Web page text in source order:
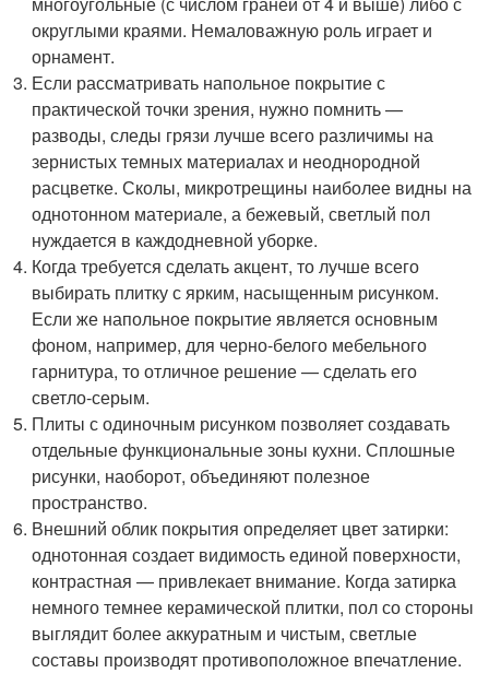
округлыми краями. Немаловажную роль играет и
орнамент.
Если рассматривать напольное покрытие с
практической точки зрения, нужно помнить —
разводы, следы грязи лучше всего различимы на
зернистых темных материалах и неоднородной
расцветке. Сколы, микротрещины наиболее видны на
однотонном материале, а бежевый, светлый пол
нуждается в каждодневной уборке.
Когда требуется сделать акцент, то лучше всего
выбирать плитку с ярким, насыщенным рисунком.
Если же напольное покрытие является основным
фоном, например, для черно-белого мебельного
гарнитура, то отличное решение — сделать его
светло-серым.
Плиты с одиночным рисунком позволяет создавать
отдельные функциональные зоны кухни. Сплошные
рисунки, наоборот, объединяют полезное
пространство.
Внешний облик покрытия определяет цвет затирки:
однотонная создает видимость единой поверхности,
контрастная — привлекает внимание. Когда затирка
немного темнее керамической плитки, пол со стороны
выглядит более аккуратным и чистым, светлые
составы производят противоположное впечатление.